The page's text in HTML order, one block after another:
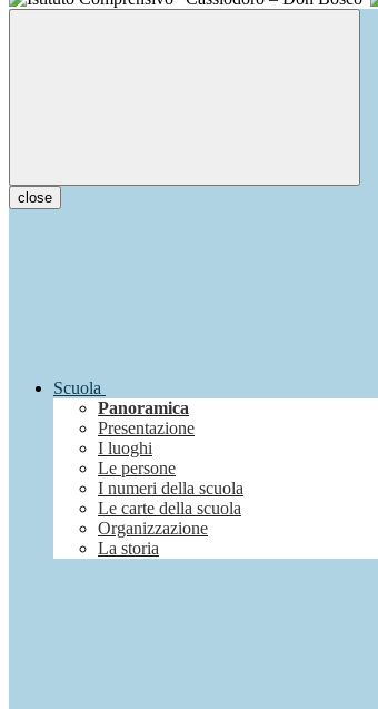
close
Scuola
Panoramica
Presentazione
I luoghi
Le persone
I numeri della scuola
Le carte della scuola
Organizzazione
La storia